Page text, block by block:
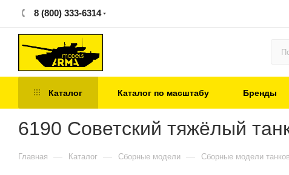
8 (800) 333-6314
Каталог Каталог по масштабу Бренды
6190 Советский тяжёлый
Главная — Каталог — Сборные модели — Сборные модели танков